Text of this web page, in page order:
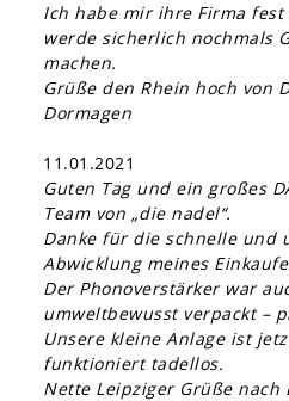
Ich habe mir ihre Firma
werde sicherlich nochmals
machen.
Grüße den Rhein hoch von
Dormagen
11.01.2021
Guten Tag und ein großes
Team von „die nadel“.
Danke für die schnelle und
Abwicklung meines
Der Phonoverstärker war
umweltbewusst verpackt –
Unsere kleine Anlage ist
funktioniert tadellos.
Nette Leipziger Grüße nach